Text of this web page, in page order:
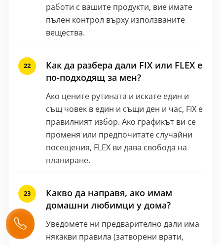
работи с вашите продукти, вие имате
пълен контрол върху използваните
вещества.
Как да разбера дали FIX или FLEX е
по-подходящ за мен?
Ако цените рутината и искате един и
същ човек в един и същи ден и час, FIX е
правилният избор. Ако графикът ви се
променя или предпочитате случайни
посещения, FLEX ви дава свобода на
планиране.
Какво да направя, ако имам
домашни любимци у дома?
Уведомете ни предварително дали има
някакви правила (затворени врати,